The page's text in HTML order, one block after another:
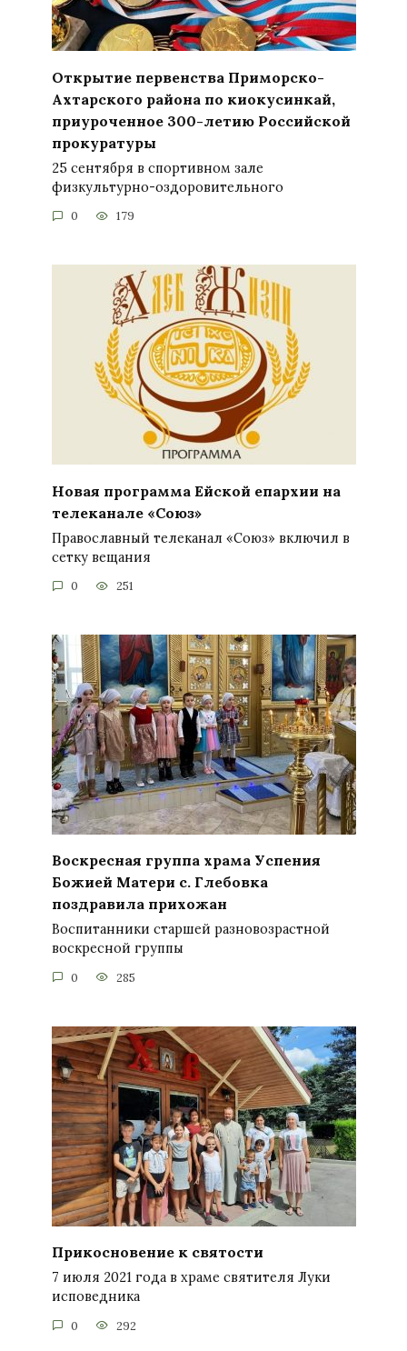
Открытие первенства Приморско-
Ахтарского района по киокусинкай,
приуроченное 300-летию Российской
прокуратуры
25 сентября в спортивном зале
физкультурно-оздоровительного
0 179
Новая программа Ейской епархии на
телеканале «Союз»
Православный телеканал «Союз» включил в
сетку вещания
0 251
Воскресная группа храма Успения
Божией Матери с. Глебовка
поздравила прихожан
Воспитанники старшей разновозрастной
воскресной группы
0 285
Прикосновение к святости
7 июля 2021 года в храме святителя Луки
исповедника
0 292